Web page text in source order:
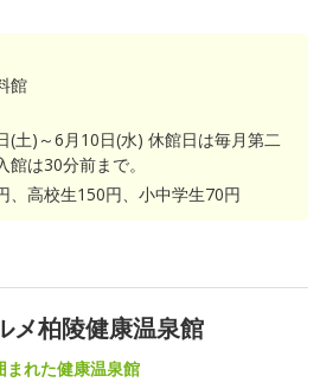
館
(土)～6月10日(水) 休館日は毎月第二
は30分前まで。
、高校生150円、小中学生70円
メ柏陵健康温泉館
まれた健康温泉館